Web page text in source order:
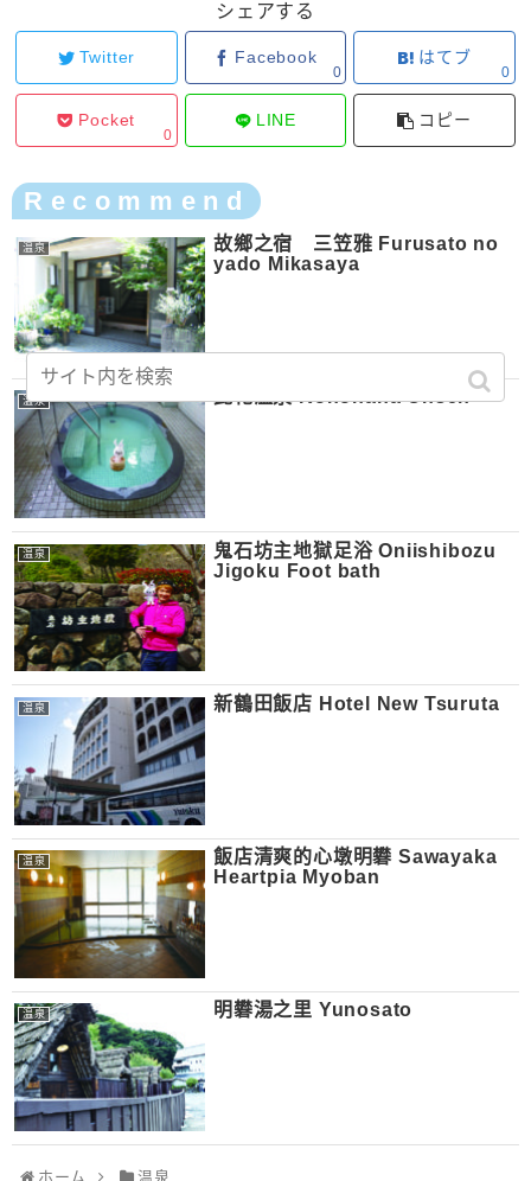
シェアする
Twitter Facebook
0
はてブ
0
Pocket
0
LINE コピー
Recommend
温泉
故鄉之宿 三笠雅 Furusato no
yado Mikasaya
温泉 此花溫泉 Konohana Onsen
温泉
鬼石坊主地獄足浴 Oniishibozu
Jigoku Foot bath
温泉 新鶴田飯店 Hotel New Tsuruta
温泉
飯店清爽的心墩明礬 Sawayaka
Heartpia Myoban
温泉 明礬湯之里 Yunosato
ホーム 温泉